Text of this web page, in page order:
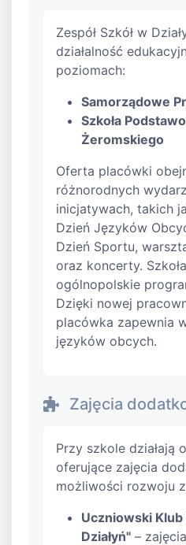
Zespół Szkół w
działalność
poziomach:
Samorządowe
Szkoła
Żeromskiego
Oferta placówki
różnorodnych
inicjatywach, takich
Dzień Języków
Dzień Sportu,
oraz koncerty.
ogólnopolskie
Dzięki nowej
placówka zapewnia
języków obcych.
Zajęcia
Przy szkole działają
oferujące zajęcia
możliwości rozwoju
Uczniowski
Działyń" –